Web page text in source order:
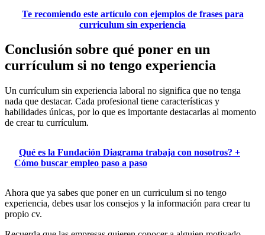
Te recomiendo este artículo con ejemplos de frases para
curriculum sin experiencia
Conclusión sobre qué poner en un
currículum si no tengo experiencia
Un currículum sin experiencia laboral no significa que no tenga
nada que destacar. Cada profesional tiene características y
habilidades únicas, por lo que es importante destacarlas al momento
de crear tu currículum.
Qué es la Fundación Diagrama trabaja con nosotros? +
Cómo buscar empleo paso a paso
Ahora que ya sabes que poner en un curriculum si no tengo
experiencia, debes usarlos consejos y la información para crear tu
propio cv.